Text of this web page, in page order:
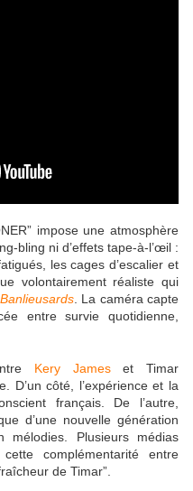
impose une atmosphère
bling ni d’effets tape-à-l’œil :
les cages d’escalier et
volontairement réaliste qui
Banlieusards. La caméra capte
entre survie quotidienne,
Kery Jameset Timar
D’un côté, l’expérience et la
français. De l’autre,
d’une nouvelle génération
mélodies. Plusieurs médias
complémentarité entre
de Timar”.